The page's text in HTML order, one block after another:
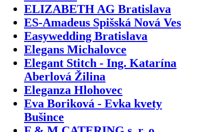
ELIZABETH AG Bratislava
ES-Amadeus Spišská Nová Ves
Easywedding Bratislava
Elegans Michalovce
Elegant Stitch - Ing. Katarína
Aberlová Žilina
Eleganza Hlohovec
Eva Boriková - Evka kvety
Bušince